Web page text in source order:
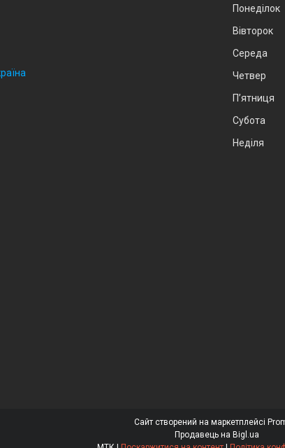
Понеділок
Вівторок
Середа
Четвер
Пʼятниця
Субота
Неділя
Сайт створений на маркетплейсі
Продавець на Bigl.ua